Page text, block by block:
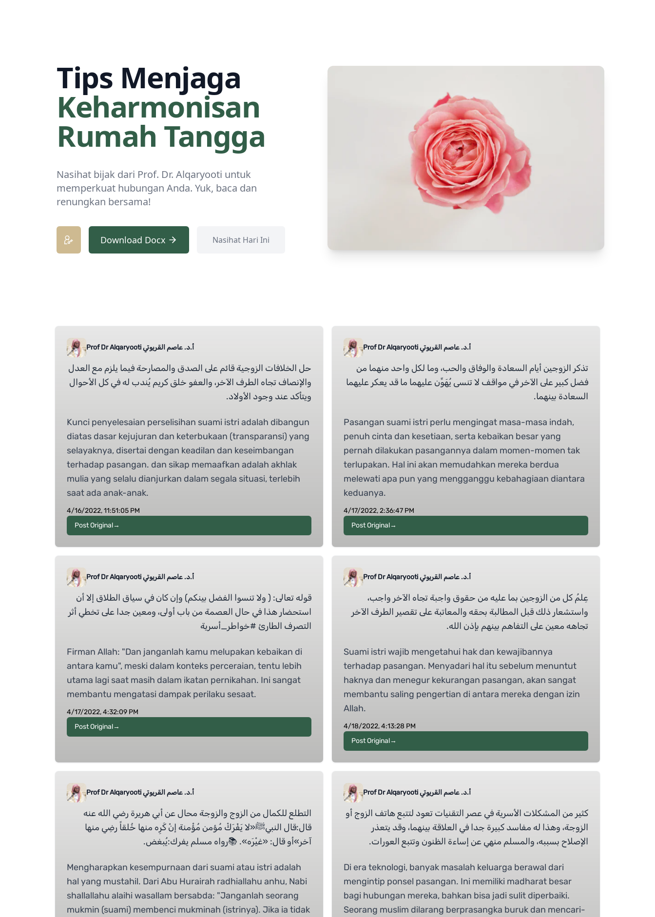
Tips Menjaga
Keharmonisan
Rumah Tangga
Nasihat bijak dari Prof. Dr. Alqaryooti untuk
memperkuat hubungan Anda. Yuk, baca dan
renungkan bersama!
Download Docx Nasihat Hari Ini
أ.د. عاصم القريوتي Prof Dr Alqaryooti
حل الخلافات الزوجية قائم على الصدق والمصارحة فيما يلزم مع العدل
والإنصاف تجاه الطرف الآخر، والعفو خلق كريم يُندب له في كل الأحوال
ويتأكد عند وجود الأولاد.
Kunci penyelesaian perselisihan suami istri adalah dibangun
diatas dasar kejujuran dan keterbukaan (transparansi) yang
selayaknya, disertai dengan keadilan dan keseimbangan
terhadap pasangan. dan sikap memaafkan adalah akhlak
mulia yang selalu dianjurkan dalam segala situasi, terlebih
saat ada anak-anak.
4/16/2022, 11:51:05 PM
Post Original→
أ.د. عاصم القريوتي Prof Dr Alqaryooti
تذكر الزوجين أيام السعادة والوفاق والحب، وما لكل واحد منهما من
فضل كبير على الآخر في مواقف لا تنسى يُهَوِّن عليهما ما قد يعكر عليهما
السعادة بينهما.
Pasangan suami istri perlu mengingat masa-masa indah,
penuh cinta dan kesetiaan, serta kebaikan besar yang
pernah dilakukan pasangannya dalam momen-momen tak
terlupakan. Hal ini akan memudahkan mereka berdua
melewati apa pun yang mengganggu kebahagiaan diantara
keduanya.
4/17/2022, 2:36:47 PM
Post Original→
أ.د. عاصم القريوتي Prof Dr Alqaryooti
قوله تعالى: ( ولا تنسوا الفضل بينكم) وإن كان في سياق الطلاق إلا أن
استحضار هذا في حال العصمة من باب أولى، ومعين جدا على تخطي أثر
التصرف الطارئ #خواطر_أسرية
Firman Allah: "Dan janganlah kamu melupakan kebaikan di
antara kamu", meski dalam konteks perceraian, tentu lebih
utama lagi saat masih dalam ikatan pernikahan. Ini sangat
membantu mengatasi dampak perilaku sesaat.
4/17/2022, 4:32:09 PM
Post Original→
أ.د. عاصم القريوتي Prof Dr Alqaryooti
عِلمُ كل من الزوجين بما عليه من حقوق واجبة تجاه الآخر واجب،
واستشعار ذلك قبل المطالبة بحقه والمعاتبة على تقصير الطرف الآخر
تجاهه معين على التفاهم بينهم بإذن الله.
Suami istri wajib mengetahui hak dan kewajibannya
terhadap pasangan. Menyadari hal itu sebelum menuntut
haknya dan menegur kekurangan pasangan, akan sangat
membantu saling pengertian di antara mereka dengan izin
Allah.
4/18/2022, 4:13:28 PM
Post Original→
أ.د. عاصم القريوتي Prof Dr Alqaryooti
التطلع للكمال من الزوج والزوجة محال عن أبي هريرة رضي الله عنه
قال:قال النبيﷺ«لا يَفْرَكْ مُؤمن مُؤْمنة إنْ كَرِه منها خُلقاً رضِي منها
آخر»أو قال: «غيْرَه». 📚رواه مسلم يفرك:يُبغض.
Mengharapkan kesempurnaan dari suami atau istri adalah
hal yang mustahil. Dari Abu Hurairah radhiallahu anhu, Nabi
shallallahu alaihi wasallam bersabda: "Janganlah seorang
mukmin (suami) membenci mukminah (istrinya). Jika ia tidak
أ.د. عاصم القريوتي Prof Dr Alqaryooti
كثير من المشكلات الأسرية في عصر التقنيات تعود لتتبع هاتف الزوج أو
الزوجة، وهذا له مفاسد كبيرة جدا في العلاقة بينهما، وقد يتعذر
الإصلاح بسببه، والمسلم منهي عن إساءة الظنون وتتبع العورات.
Di era teknologi, banyak masalah keluarga berawal dari
mengintip ponsel pasangan. Ini memiliki madharat besar
bagi hubungan mereka, bahkan bisa jadi sulit diperbaiki.
Seorang muslim dilarang berprasangka buruk dan mencari-